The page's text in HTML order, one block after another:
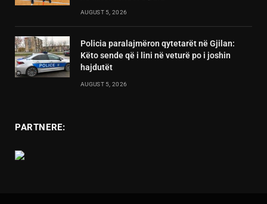
AUGUST 5, 2026
Policia paralajmëron qytetarët në Gjilan:
Këto sende që i lini në veturë po i joshin
hajdutët
AUGUST 5, 2026
PARTNERE: